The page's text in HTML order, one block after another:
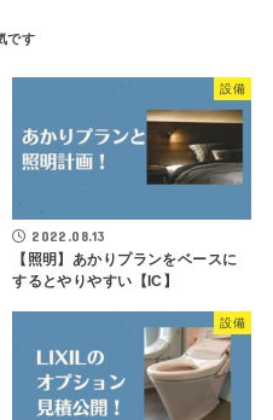
設備
2022.08.13
【照明】あかりプランをベースに
するとやりやすい【IC】
設備